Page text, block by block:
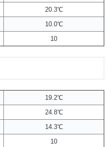
20.3℃
10.0℃
10
19.2℃
24.8℃
14.3℃
10